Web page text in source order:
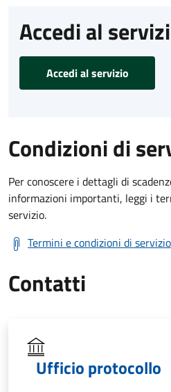
Accedi al
Accedi al servizio
Condizioni di
Per conoscere i dettagli di
informazioni importanti, leggi i
servizio.
Termini e condizioni di servizio
Contatti
Ufficio protocollo